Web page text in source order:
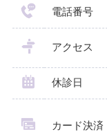
電話番号
アクセス
休診日
カード決済